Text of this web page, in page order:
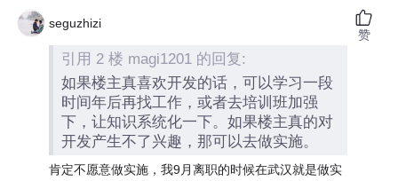
seguzhizi
引用 2 楼 magi1201 的回复:
如果楼主真喜欢开发的话，可以学习一段
时间年后再找工作，或者去培训班加强
下，让知识系统化一下。如果楼主真的对
开发产生不了兴趣，那可以去做实施。
肯定不愿意做实施，我9月离职的时候在武汉就是做实
赞